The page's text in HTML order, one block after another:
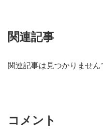
関連記事
関連記事は見つかりません
コメント